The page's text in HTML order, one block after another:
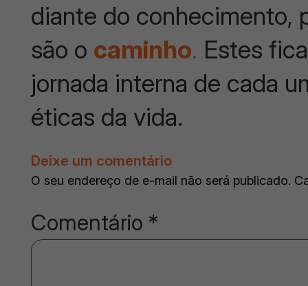
diante do conhecimento,
são o caminho. Estes
jornada interna de cada
éticas da vida.
Deixe um comentário
O seu endereço de e-mail não será publicado.
Comentário *